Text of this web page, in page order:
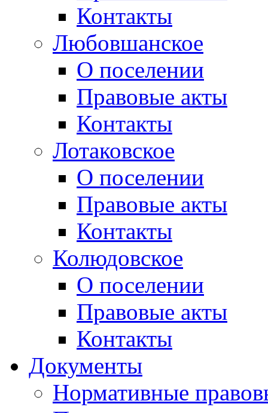
Контакты
Любовшанское
О поселении
Правовые акты
Контакты
Лотаковское
О поселении
Правовые акты
Контакты
Колюдовское
О поселении
Правовые акты
Контакты
Документы
Нормативные